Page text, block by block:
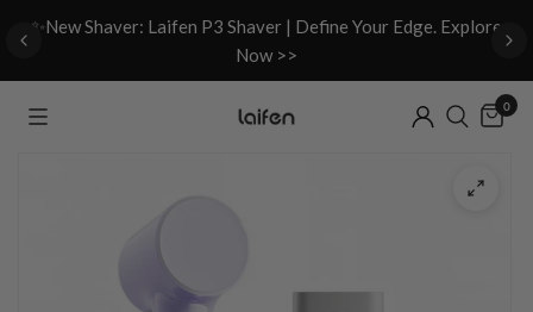
✨New Shaver: Laifen P3 Shaver | Define Your Edge. Explore
Now >>
0